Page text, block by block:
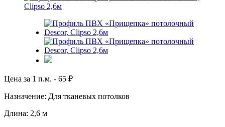
Цена за 1 п.м. - 65 ₽
Назначение: Для тканевых потолков
Длина: 2,6 м